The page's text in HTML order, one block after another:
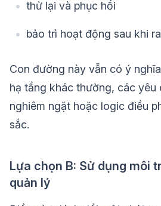
thử lại và phục hồi
bảo trì hoạt động sau khi
Con đường này vẫn có ý
hạ tầng khác thường, các yêu
nghiêm ngặt hoặc logic điều
sắc.
Lựa chọn B: Sử dụng môi
quản lý